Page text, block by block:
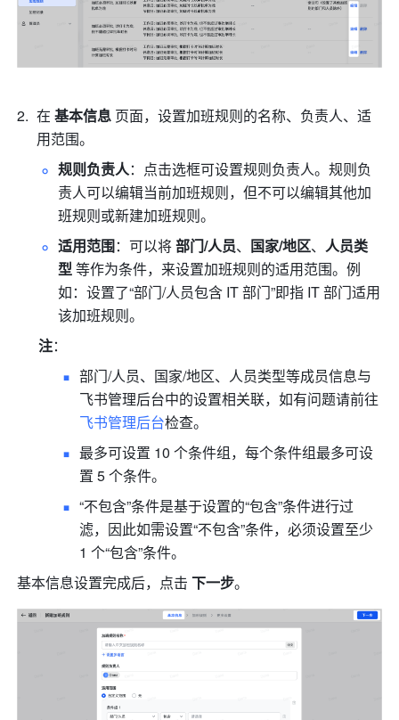
在 基本信息 页面，设置加班规则的名称、负责人、适
用范围。
规则负责人：点击选框可设置规则负责人。规则负
责人可以编辑当前加班规则，但不可以编辑其他加
班规则或新建加班规则。
适用范围：可以将 部门/人员、 国家/地区、人员类
型 等作为条件，来设置加班规则的适用范围。例
如：设置了“部门/人员包含 IT 部门”即指 IT 部门适用
该加班规则。
注：
部门/人员、国家/地区、人员类型等成员信息与
飞书管理后台中的设置相关联，如有问题请前往
飞书管理后台检查。
最多可设置 10 个条件组，每个条件组最多可设
置 5 个条件。
“不包含”条件是基于设置的“包含”条件进行过
滤，因此如需设置“不包含”条件，必须设置至少
1 个“包含”条件。
基本信息设置完成后，点击 下一步。